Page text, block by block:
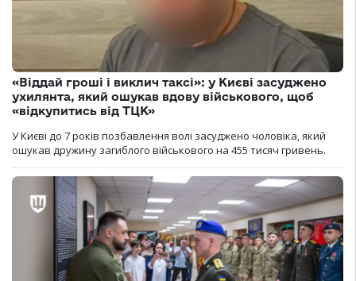
«Віддай гроші і виклич таксі»: у Києві засуджено
ухилянта, який ошукав вдову військового, щоб
«відкупитись від ТЦК»
У Києві до 7 років позбавлення волі засуджено чоловіка, який
ошукав дружину загиблого військового на 455 тисяч гривень.